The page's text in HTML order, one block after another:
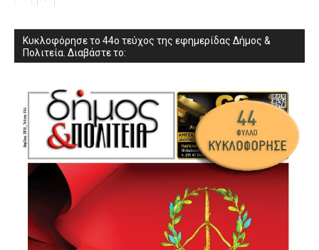
Κυκλοφόρησε το 44ο τεύχος της εφημερίδας Δήμος &
Πολιτεία. Διαβάστε το: